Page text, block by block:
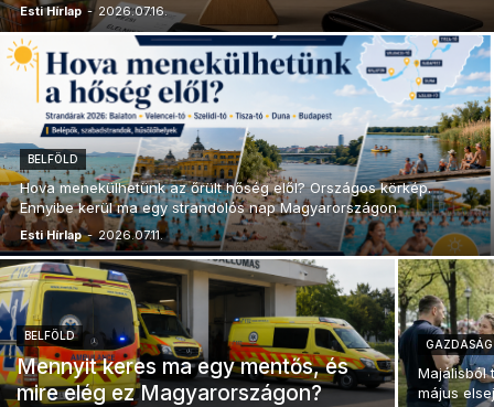
Esti Hírlap - 2026.07.16.
BELFÖLD
Hova menekülhetünk az őrült hőség elől? Országos körkép.
Ennyibe kerül ma egy strandolós nap Magyarországon
Esti Hírlap - 2026.07.11.
BELFÖLD
Mennyit keres ma egy mentős, és
mire elég ez Magyarországon?
GAZDASÁG
Majálisból
május